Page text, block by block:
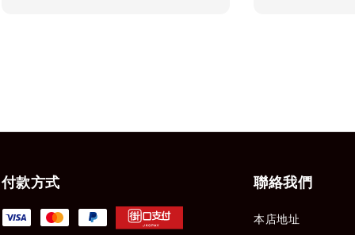
付款方式 聯絡我們
本店地址